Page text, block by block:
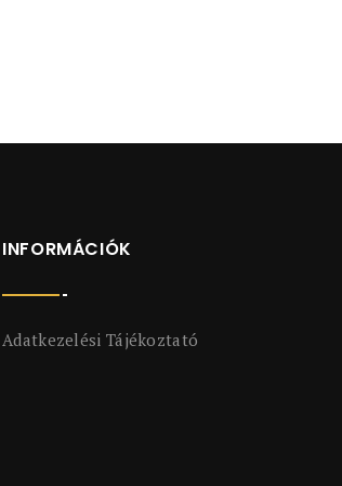
INFORMÁCIÓK
Adatkezelési Tájékoztató